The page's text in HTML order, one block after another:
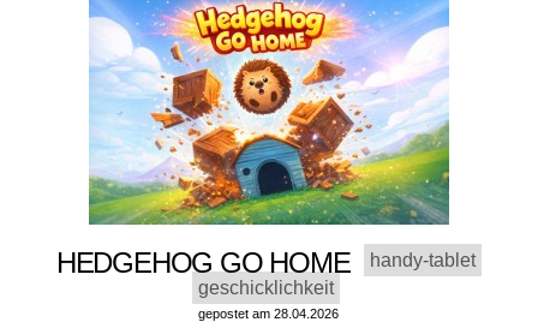
HEDGEHOG GO HOME
handy-tablet
geschicklichkeit
gepostet am 28.04.2026